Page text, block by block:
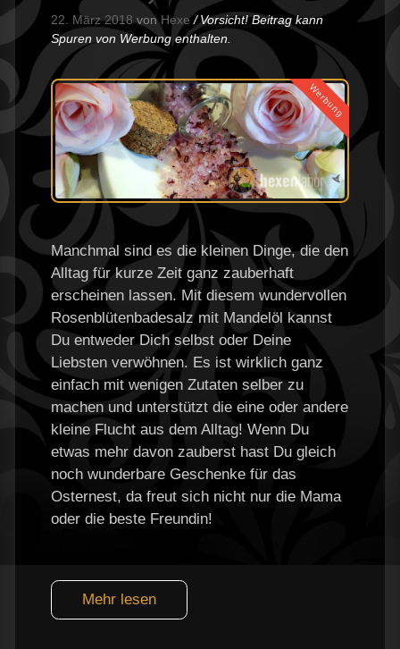
22. März 2018 vonHexe
Vorsicht! Beitrag kann
Spuren von Werbung enthalten.
Werbung
Manchmal sind es die kleinen Dinge, die den
Alltag für kurze Zeit ganz zauberhaft
erscheinen lassen. Mit diesem wundervollen
Rosenblütenbadesalz mit Mandelöl kannst
Du entweder Dich selbst oder Deine
Liebsten verwöhnen. Es ist wirklich ganz
einfach mit wenigen Zutaten selber zu
machen und unterstützt die eine oder andere
kleine Flucht aus dem Alltag! Wenn Du
etwas mehr davon zauberst hast Du gleich
noch wunderbare Geschenke für das
Osternest, da freut sich nicht nur die Mama
oder die beste Freundin!
Mehr lesen